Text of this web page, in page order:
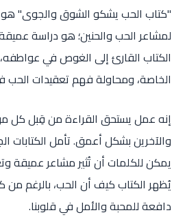
"كتاب الحب يشكو الشوق والجوى"
لمشاعر الحب والحنين؛ هو دراسة
الكتاب القارئ إلى الغوص في عواطفه،
الخاصة، ومحاولة فهم تعقيدات الحب
إنه عمل يستحق القراءة من قِبل
والآخرين بشكل أعمق. تأمل الكتابات
يمكن للكلمات أن تُثير مشاعر عميقة
يُظهر الكتاب كيف أن الحب، بالرغم من
دافعة للمحبة والأمل في قلوبنا.